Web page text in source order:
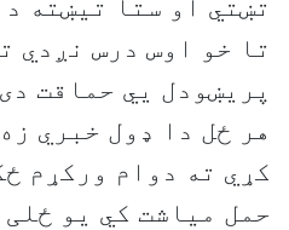
تښتي او ستا تیښته
تا خو اوس درس نږدي
پریښودل يي حماقت
هر ځل دا ډول خبري
حمل میاشت کي یو